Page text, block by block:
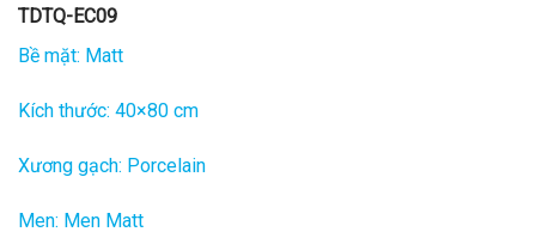
TDTQ-EC09
Bề mặt: Matt
Kích thước: 40×80 cm
Xương gạch: Porcelain
Men: Men Matt